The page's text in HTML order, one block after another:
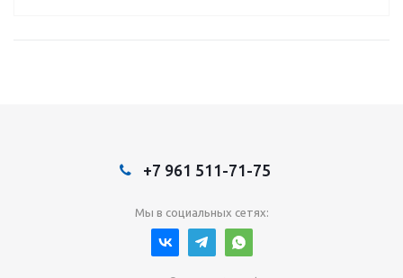
+7 961 511-71-75
Мы в социальных сетях: